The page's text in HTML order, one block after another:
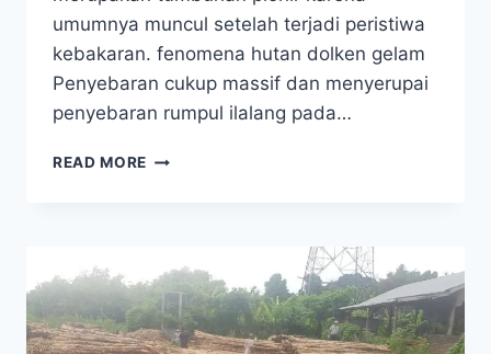
umumnya muncul setelah terjadi peristiwa
kebakaran. fenomena hutan dolken gelam
Penyebaran cukup massif dan menyerupai
penyebaran rumpul ilalang pada…
READ MORE FENOMENA